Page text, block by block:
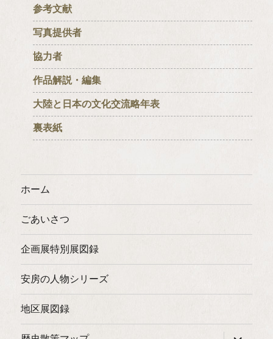
参考文献
写真提供者
協力者
作品解説・編集
大陸と日本の文化交流略年表
裏表紙
ホーム
ごあいさつ
企画展特別展図録
安房の人物シリーズ
地区展図録